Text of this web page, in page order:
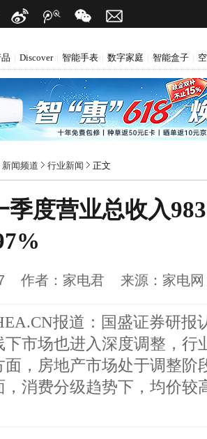
Discover 智能手表 数字家庭 智能盒子
新闻频道 行业新闻 正文
季度营业总收入
作者： 家电君 来源： 家电网
报道： 国盛证券研报
下市场也进入深度调整，行
面，房地产市场处于调整阶
，消费分级趋势下，均价较